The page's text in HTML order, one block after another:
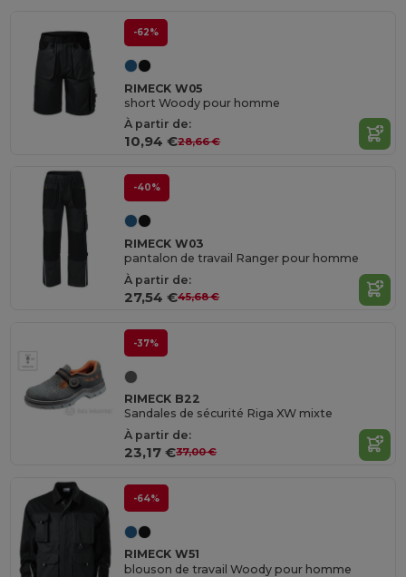
-62%
RIMECK W05
short Woody pour homme
À partir de:
10,94 €28,66 €
-40%
RIMECK W03
pantalon de travail Ranger pour homme
À partir de:
27,54 €45,68 €
-37%
RIMECK B22
Sandales de sécurité Riga XW mixte
À partir de:
23,17 €37,00 €
-64%
RIMECK W51
blouson de travail Woody pour homme